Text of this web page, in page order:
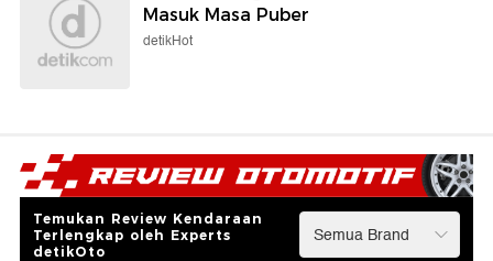
Masuk Masa Puber
detikHot
Temukan Review Kendaraan
Terlengkap oleh Experts
detikOto